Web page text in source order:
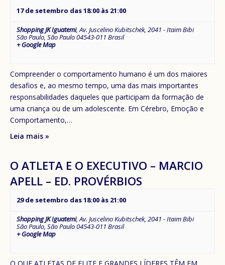
17 de setembro das 18:00 às 21:00
Shopping JK Iguatemi,Av. Juscelino Kubitschek, 2041 - Itaim Bibi
São Paulo, São Paulo04543-011 Brasil
+ Google Map
Compreender o comportamento humano é um dos maiores
desafios e, ao mesmo tempo, uma das mais importantes
responsabilidades daqueles que participam da formação de
uma criança ou de um adolescente. Em Cérebro, Emoção e
Comportamento,…
Leia mais »
O ATLETA E O EXECUTIVO – MARCIO
APELL – ED. PROVÉRBIOS
29 de setembro das 18:00 às 21:00
Shopping JK Iguatemi,Av. Juscelino Kubitschek, 2041 - Itaim Bibi
São Paulo, São Paulo04543-011 Brasil
+ Google Map